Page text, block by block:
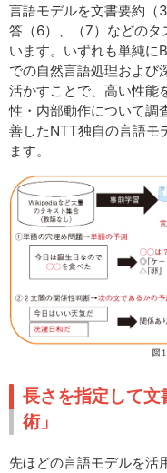
言語モデルを文書要約（
答（6）、（7）などのタ
います。いずれも単純に
での自然言語処理および
活かすことで、高い性能
性・内部動作について調
善したNTT独自の言語モ
ます。
長さを指定して
術」
先ほどの言語モデルを活